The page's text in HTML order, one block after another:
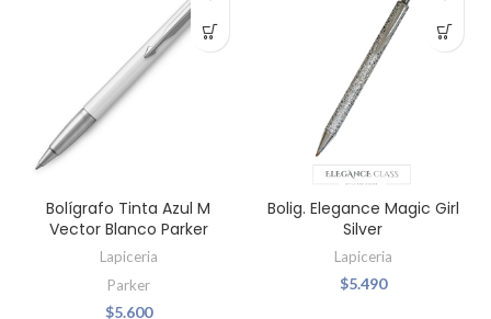
Bolígrafo Tinta Azul M
Vector Blanco Parker
Lapiceria
Parker
$5.600
Bolig. Elegance Magic Girl
Silver
Lapiceria
$5.490